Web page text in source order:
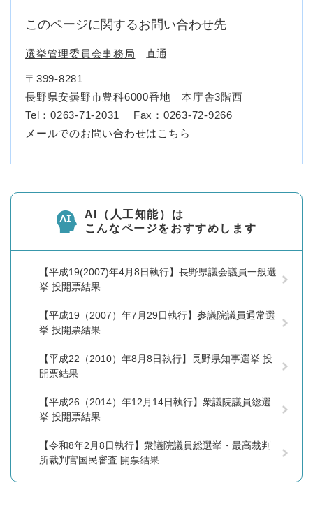
このページに関するお問い合わせ先
選挙管理委員会事務局 直通
〒399-8281
長野県安曇野市豊科6000番地 本庁舎3階西
Tel：0263-71-2031
Fax：0263-72-9266
メールでのお問い合わせはこちら
AI（人工知能）は
こんなページをおすすめします
【平成19(2007)年4月8日執行】長野県議会議員一般選
挙 投開票結果
【平成19（2007）年7月29日執行】参議院議員通常選
挙 投開票結果
【平成22（2010）年8月8日執行】長野県知事選挙 投
開票結果
【平成26（2014）年12月14日執行】衆議院議員総選
挙 投開票結果
【令和8年2月8日執行】衆議院議員総選挙・最高裁判
所裁判官国民審査 開票結果